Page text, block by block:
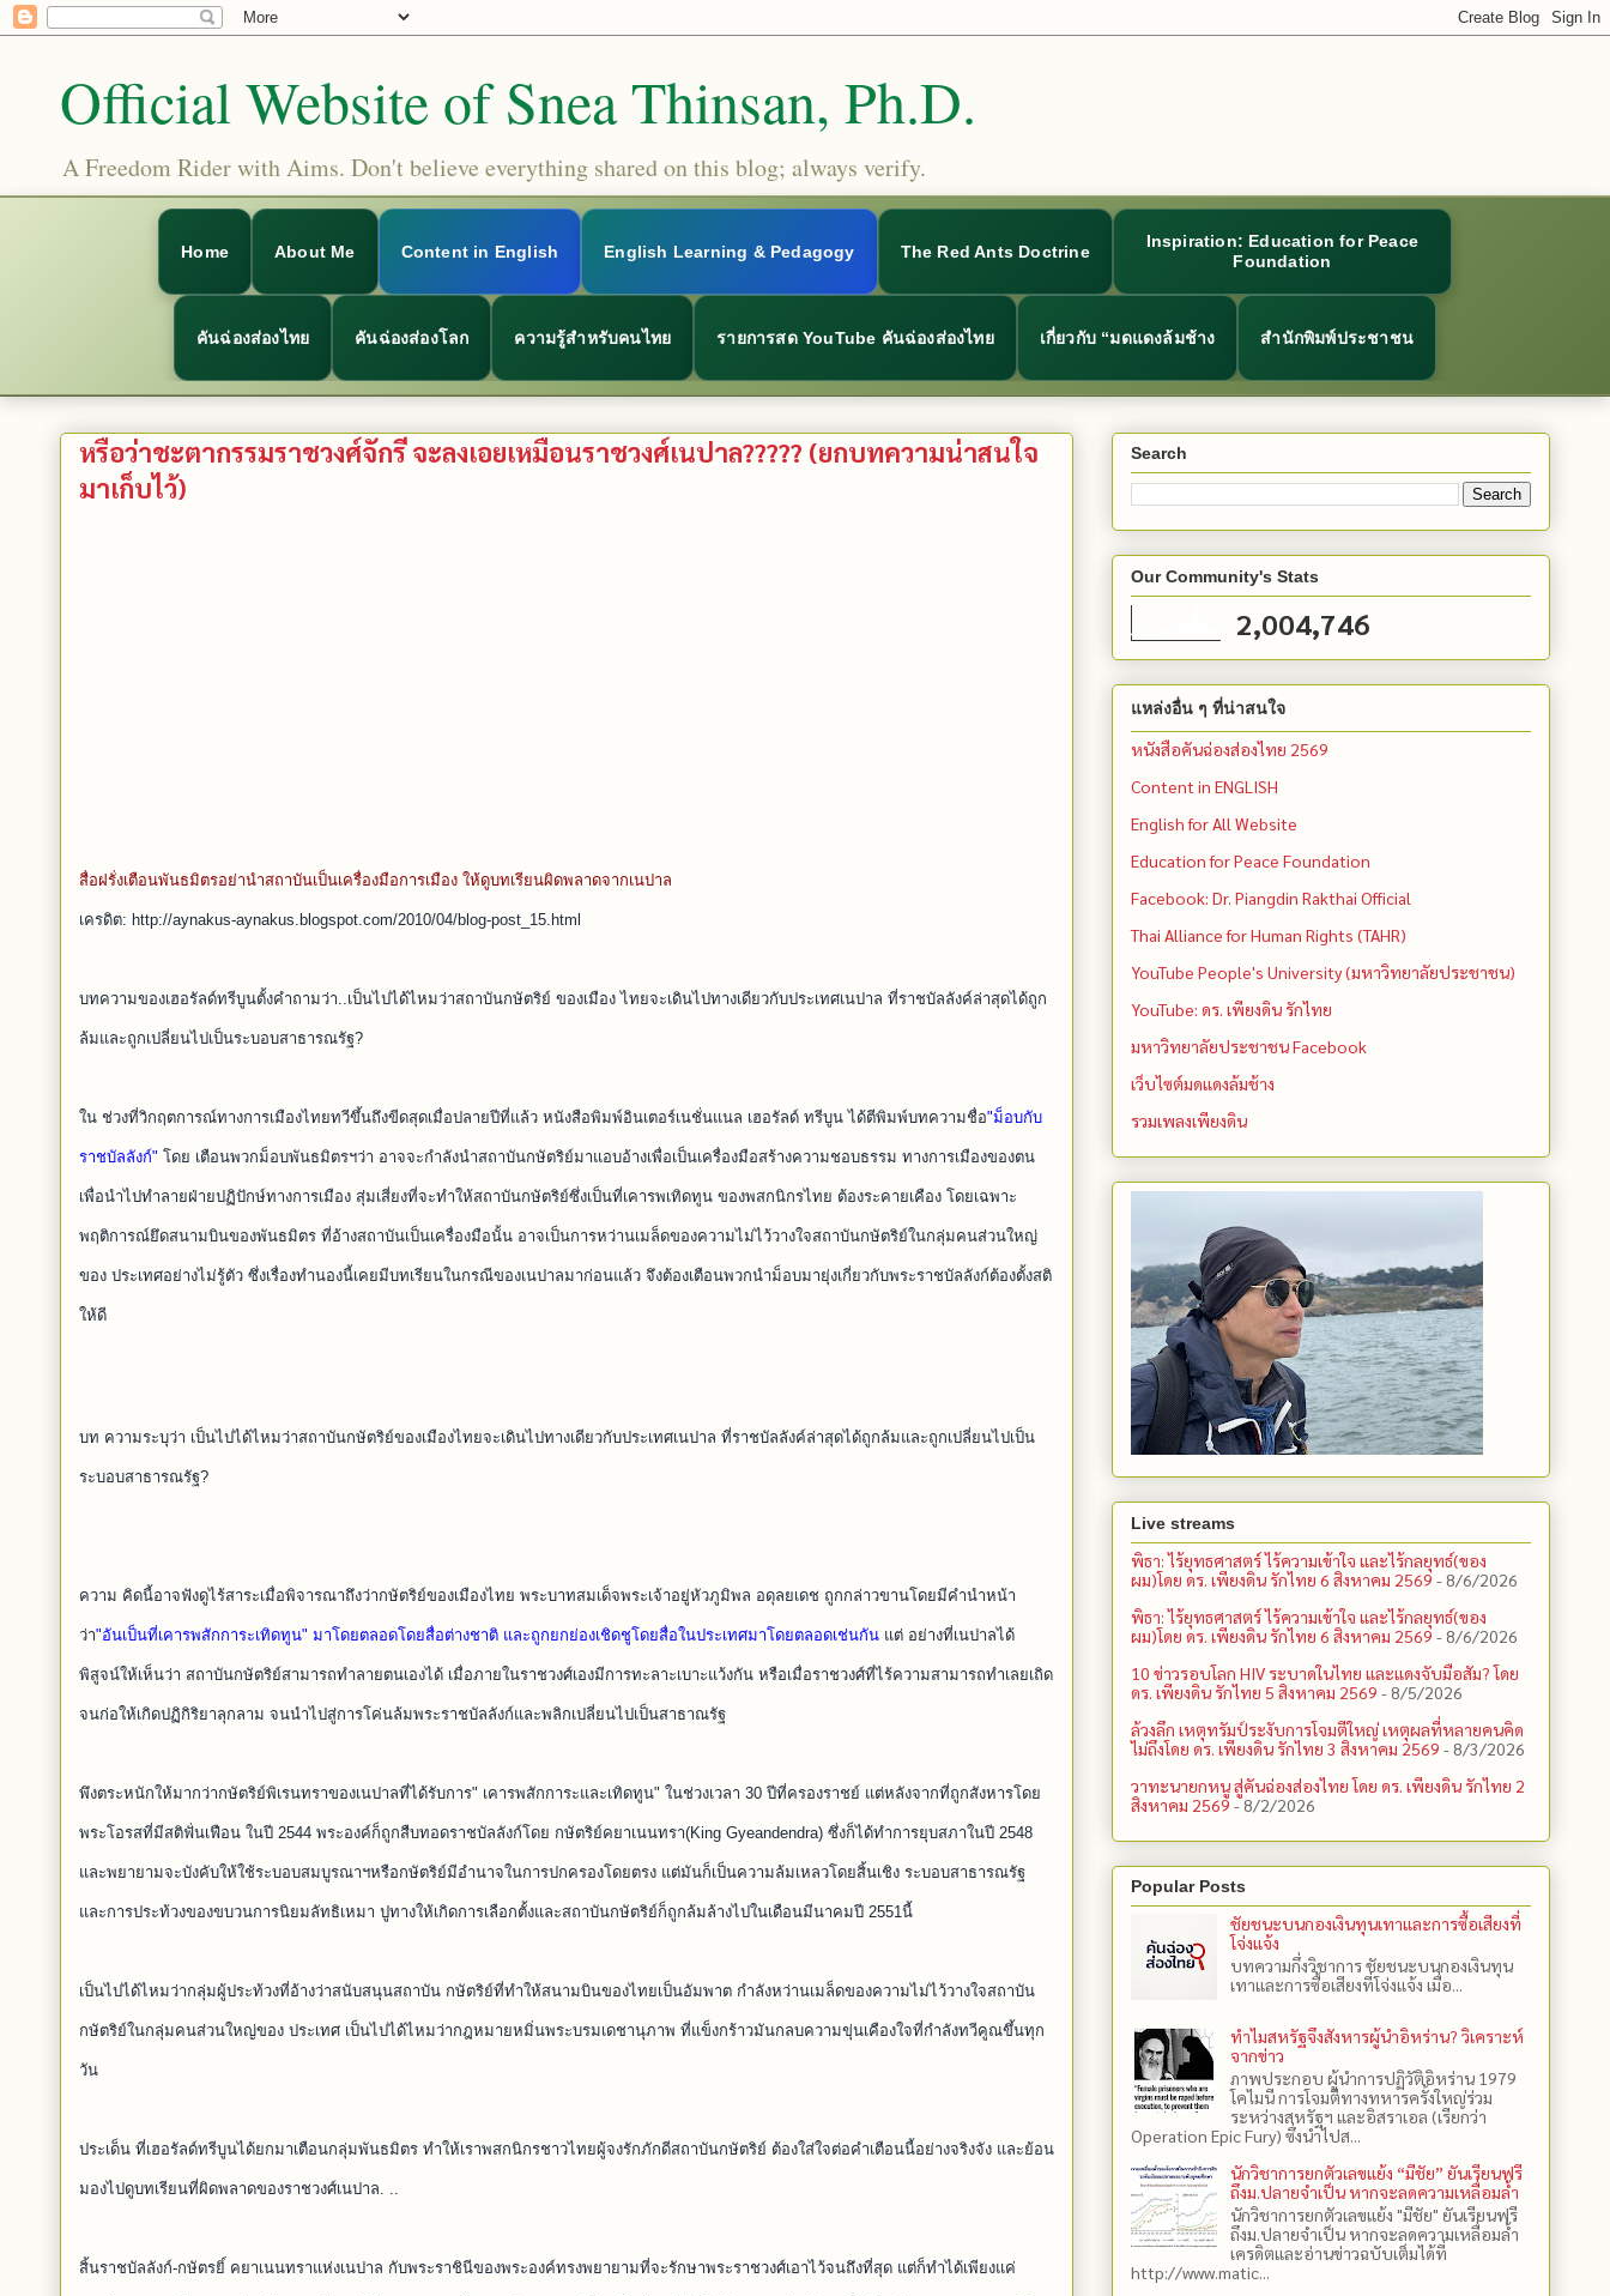
Official Website of Snea Thinsan, Ph.D.
A Freedom Rider with Aims. Don't believe everything shared on this blog; always verify.
Home About Me Content in English English Learning & Pedagogy The Red Ants Doctrine
Inspiration: Education for Peace
Foundation
คันฉ่องส่องไทย คันฉ่องส่องโลก ความรู้สำหรับคนไทย รายการสด YouTube คันฉ่องส่องไทย เกี่ยวกับ “มดแดงล้มช้าง สำนักพิมพ์ประชาชน
หรือว่าชะตากรรมราชวงศ์จักรี จะลงเอยเหมือนราชวงศ์เนปาล????? (ยกบทความน่าสนใจ
มาเก็บไว้)
สื่อฝรั่งเตือนพันธมิตรอย่านำสถาบันเป็นเครื่องมือการเมือง ให้ดูบทเรียนผิดพลาดจากเนปาล
เครดิต: http://aynakus-aynakus.blogspot.com/2010/04/blog-post_15.html
บทความของเฮอรัลด์ทรีบูนตั้งคำถามว่า..เป็นไปได้ไหมว่าสถาบันกษัตริย์ ของเมือง ไทยจะเดินไปทางเดียวกับประเทศเนปาล ที่ราชบัลลังค์ล่าสุดได้ถูก
ล้มและถูกเปลี่ยนไปเป็นระบอบสาธารณรัฐ?
ใน ช่วงที่วิกฤตการณ์ทางการเมืองไทยทวีขึ้นถึงขีดสุดเมื่อปลายปีที่แล้ว หนังสือพิมพ์อินเตอร์เนชั่นแนล เฮอรัลด์ ทรีบูน ได้ตีพิมพ์บทความชื่อ"ม็อบกับ
ราชบัลลังก์" โดย เตือนพวกม็อบพันธมิตรฯว่า อาจจะกำลังนำสถาบันกษัตริย์มาแอบอ้างเพื่อเป็นเครื่องมือสร้างความชอบธรรม ทางการเมืองของตน
เพื่อนำไปทำลายฝ่ายปฏิปักษ์ทางการเมือง สุ่มเสี่ยงที่จะทำให้สถาบันกษัตริย์ซึ่งเป็นที่เคารพเทิดทูน ของพสกนิกรไทย ต้องระคายเคือง โดยเฉพาะ
พฤติการณ์ยึดสนามบินของพันธมิตร ที่อ้างสถาบันเป็นเครื่องมือนั้น อาจเป็นการหว่านเมล็ดของความไม่ไว้วางใจสถาบันกษัตริย์ในกลุ่มคนส่วนใหญ่
ของ ประเทศอย่างไม่รู้ตัว ซึ่งเรื่องทำนองนี้เคยมีบทเรียนในกรณีของเนปาลมาก่อนแล้ว จึงต้องเตือนพวกนำม็อบมายุ่งเกี่ยวกับพระราชบัลลังก์ต้องตั้งสติ
ให้ดี
บท ความระบุว่า เป็นไปได้ไหมว่าสถาบันกษัตริย์ของเมืองไทยจะเดินไปทางเดียวกับประเทศเนปาล ที่ราชบัลลังค์ล่าสุดได้ถูกล้มและถูกเปลี่ยนไปเป็น
ระบอบสาธารณรัฐ?
ความ คิดนี้อาจฟังดูไร้สาระเมื่อพิจารณาถึงว่ากษัตริย์ของเมืองไทย พระบาทสมเด็จพระเจ้าอยู่หัวภูมิพล อดุลยเดช ถูกกล่าวขานโดยมีคำนำหน้า
ว่า"อันเป็นที่เคารพสักการะเทิดทูน" มาโดยตลอดโดยสื่อต่างชาติ และถูกยกย่องเชิดชูโดยสื่อในประเทศมาโดยตลอดเช่นกัน แต่ อย่างที่เนปาลได้
พิสูจน์ให้เห็นว่า สถาบันกษัตริย์สามารถทำลายตนเองได้ เมื่อภายในราชวงศ์เองมีการทะลาะเบาะแว้งกัน หรือเมื่อราชวงศ์ที่ไร้ความสามารถทำเลยเถิด
จนก่อให้เกิดปฏิกิริยาลุกลาม จนนำไปสู่การโค่นล้มพระราชบัลลังก์และพลิกเปลี่ยนไปเป็นสาธาณรัฐ
พึงตระหนักให้มากว่ากษัตริย์พิเรนทราของเนปาลที่ได้รับการ" เคารพสักการะและเทิดทูน" ในช่วงเวลา 30 ปีที่ครองราชย์ แต่หลังจากที่ถูกสังหารโดย
พระโอรสที่มีสติฟั่นเฟือน ในปี 2544 พระองค์ก็ถูกสืบทอดราชบัลลังก์โดย กษัตริย์คยาเนนทรา(King Gyeandendra) ซึ่งก็ได้ทำการยุบสภาในปี 2548
และพยายามจะบังคับให้ใช้ระบอบสมบูรณาฯหรือกษัตริย์มีอำนาจในการปกครองโดยตรง แต่มันก็เป็นความล้มเหลวโดยสิ้นเชิง ระบอบสาธารณรัฐ
และการประท้วงของขบวนการนิยมลัทธิเหมา ปูทางให้เกิดการเลือกตั้งและสถาบันกษัตริย์ก็ถูกล้มล้างไปในเดือนมีนาคมปี 2551นี้
เป็นไปได้ไหมว่ากลุ่มผู้ประท้วงที่อ้างว่าสนับสนุนสถาบัน กษัตริย์ที่ทำให้สนามบินของไทยเป็นอัมพาต กำลังหว่านเมล็ดของความไม่ไว้วางใจสถาบัน
กษัตริย์ในกลุ่มคนส่วนใหญ่ของ ประเทศ เป็นไปได้ไหมว่ากฎหมายหมิ่นพระบรมเดชานุภาพ ที่แข็งกร้าวมันกลบความขุ่นเคืองใจที่กำลังทวีคูณขึ้นทุก
วัน
ประเด็น ที่เฮอรัลด์ทรีบูนได้ยกมาเตือนกลุ่มพันธมิตร ทำให้เราพสกนิกรชาวไทยผู้จงรักภักดีสถาบันกษัตริย์ ต้องใส่ใจต่อคำเตือนนี้อย่างจริงจัง และย้อน
มองไปดูบทเรียนที่ผิดพลาดของราชวงศ์เนปาล. ..
สิ้นราชบัลลังก์-กษัตรยิ์ คยาเนนทราแห่งเนปาล กับพระราชินีของพระองค์ทรงพยายามที่จะรักษาพระราชวงศ์เอาไว้จนถึงที่สุด แต่ก็ทำได้เพียงแค่
Search
Our Community's Stats
2,004,746
แหล่งอื่น ๆ ที่น่าสนใจ
หนังสือคันฉ่องส่องไทย 2569
Content in ENGLISH
English for All Website
Education for Peace Foundation
Facebook: Dr. Piangdin Rakthai Official
Thai Alliance for Human Rights (TAHR)
YouTube People's University (มหาวิทยาลัยประชาชน)
YouTube: ดร. เพียงดิน รักไทย
มหาวิทยาลัยประชาชน Facebook
เว็บไซต์มดแดงล้มช้าง
รวมเพลงเพียงดิน
Live streams
พิธา: ไร้ยุทธศาสตร์ ไร้ความเข้าใจ และไร้กลยุทธ์(ของ
ผม)โดย ดร. เพียงดิน รักไทย 6 สิงหาคม 2569 - 8/6/2026
พิธา: ไร้ยุทธศาสตร์ ไร้ความเข้าใจ และไร้กลยุทธ์(ของ
ผม)โดย ดร. เพียงดิน รักไทย 6 สิงหาคม 2569 - 8/6/2026
10 ข่าวรอบโลก HIV ระบาดในไทย และแดงจับมือสัม? โดย
ดร. เพียงดิน รักไทย 5 สิงหาคม 2569 - 8/5/2026
ล้วงลึก เหตุทรัมป์ระงับการโจมตีใหญ่ เหตุผลที่หลายคนคิด
ไม่ถึงโดย ดร. เพียงดิน รักไทย 3 สิงหาคม 2569 - 8/3/2026
วาทะนายกหนู สู่คันฉ่องส่องไทย โดย ดร. เพียงดิน รักไทย 2
สิงหาคม 2569 - 8/2/2026
Popular Posts
ชัยชนะบนกองเงินทุนเทาและการซื้อเสียงที่
โจ่งแจ้ง
บทความกึ่งวิชาการ ชัยชนะบนกองเงินทุน
เทาและการซื้อเสียงที่โจ่งแจ้ง เมื่อ...
ทำไมสหรัฐจึงสังหารผู้นำอิหร่าน? วิเคราะห์
จากข่าว
ภาพประกอบ ผู้นำการปฏิวัติอิหร่าน 1979
โคไมนี การโจมตีทางทหารครั้งใหญ่ร่วม
ระหว่างสหรัฐฯ และอิสราเอล (เรียกว่า
Operation Epic Fury) ซึ่งนำไปส...
นักวิชาการยกตัวเลขแย้ง “มีชัย” ยันเรียนฟรี
ถึงม.ปลายจำเป็น หากจะลดความเหลื่อมล้ำ
นักวิชาการยกตัวเลขแย้ง "มีชัย" ยันเรียนฟรี
ถึงม.ปลายจำเป็น หากจะลดความเหลื่อมล้ำ
เครดิตและอ่านข่าวฉบับเต็มได้ที่
http://www.matic...